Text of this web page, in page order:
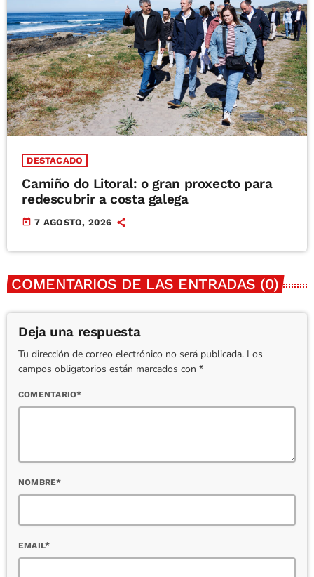
DESTACADO
Camiño do Litoral: o gran proxecto para
redescubrir a costa galega
today 7 AGOSTO, 2026
COMENTARIOS DE LAS ENTRADAS (0)
Deja una respuesta
Tu dirección de correo electrónico no será publicada. Los
campos obligatorios están marcados con *
COMENTARIO*
NOMBRE*
EMAIL*